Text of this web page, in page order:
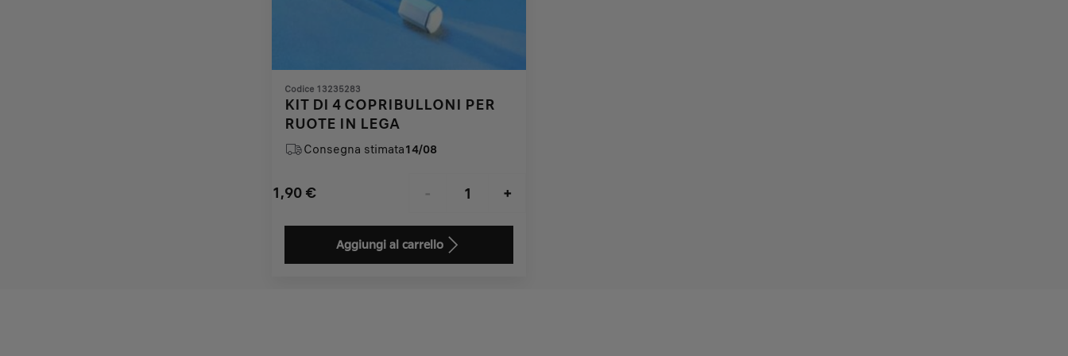
Codice 13235283
KIT DI 4 COPRIBULLONI PER
RUOTE IN LEGA
Consegna stimata14/08
1,90€
Price
1,90
-
+
Quantity
to:
Aggiungi al carrello